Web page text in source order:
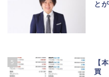
と
5
【
買